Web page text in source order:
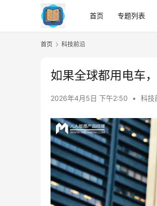
首页 专题列表
首页 科技前沿
如果全球都用电车
2026年4月5日 下午2:50 • 科技